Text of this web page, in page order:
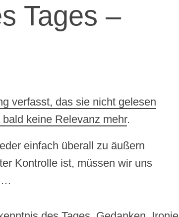
Tages –
verfasst, das sie nicht gelesen
keine Relevanz mehr.
einfach überall zu äußern
Kontrolle ist, müssen wir uns